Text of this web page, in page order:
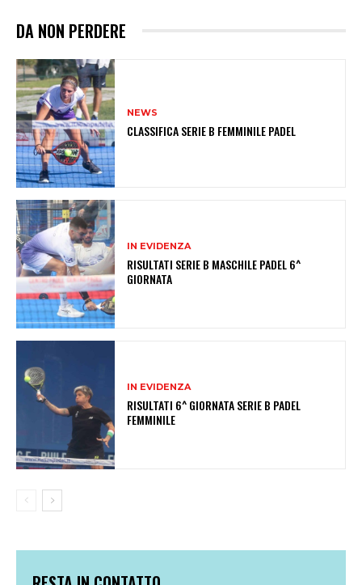
DA NON PERDERE
NEWS
CLASSIFICA SERIE B FEMMINILE PADEL
IN EVIDENZA
RISULTATI SERIE B MASCHILE PADEL 6^
GIORNATA
IN EVIDENZA
RISULTATI 6^ GIORNATA SERIE B PADEL
FEMMINILE